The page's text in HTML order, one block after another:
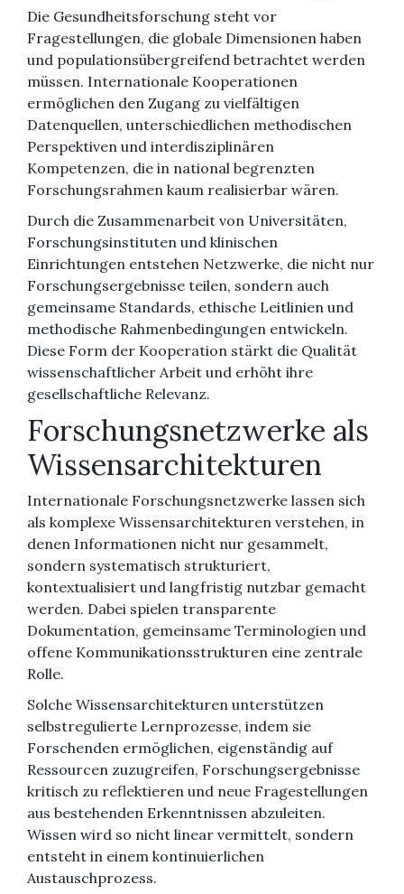
Die Gesundheitsforschung steht vor
Fragestellungen, die globale Dimensionen haben
und populationsübergreifend betrachtet werden
müssen. Internationale Kooperationen
ermöglichen den Zugang zu vielfältigen
Datenquellen, unterschiedlichen methodischen
Perspektiven und interdisziplinären
Kompetenzen, die in national begrenzten
Forschungsrahmen kaum realisierbar wären.
Durch die Zusammenarbeit von Universitäten,
Forschungsinstituten und klinischen
Einrichtungen entstehen Netzwerke, die nicht nur
Forschungsergebnisse teilen, sondern auch
gemeinsame Standards, ethische Leitlinien und
methodische Rahmenbedingungen entwickeln.
Diese Form der Kooperation stärkt die Qualität
wissenschaftlicher Arbeit und erhöht ihre
gesellschaftliche Relevanz.
Forschungsnetzwerke als
Wissensarchitekturen
Internationale Forschungsnetzwerke lassen sich
als komplexe Wissensarchitekturen verstehen, in
denen Informationen nicht nur gesammelt,
sondern systematisch strukturiert,
kontextualisiert und langfristig nutzbar gemacht
werden. Dabei spielen transparente
Dokumentation, gemeinsame Terminologien und
offene Kommunikationsstrukturen eine zentrale
Rolle.
Solche Wissensarchitekturen unterstützen
selbstregulierte Lernprozesse, indem sie
Forschenden ermöglichen, eigenständig auf
Ressourcen zuzugreifen, Forschungsergebnisse
kritisch zu reflektieren und neue Fragestellungen
aus bestehenden Erkenntnissen abzuleiten.
Wissen wird so nicht linear vermittelt, sondern
entsteht in einem kontinuierlichen
Austauschprozess.